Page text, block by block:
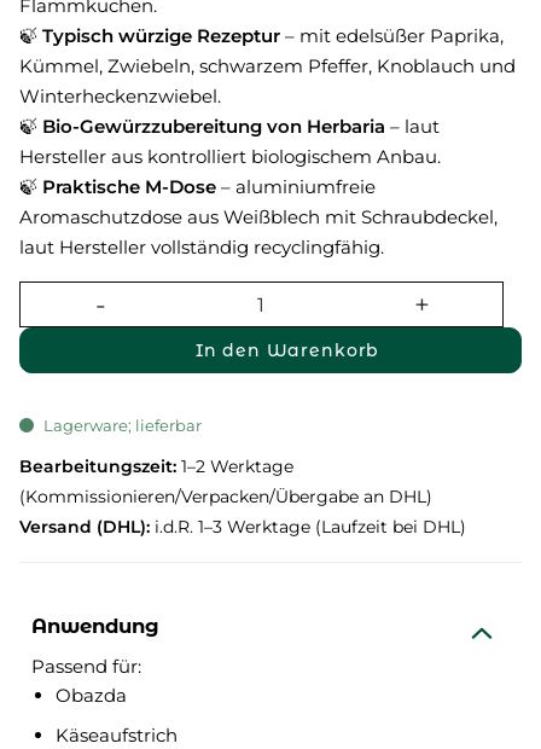
Flammkuchen.
🍃 Typisch würzige Rezeptur – mit edelsüßer Paprika,
Kümmel, Zwiebeln, schwarzem Pfeffer, Knoblauch und
Winterheckenzwiebel.
🍃 Bio-Gewürzzubereitung von Herbaria – laut
Hersteller aus kontrolliert biologischem Anbau.
🍃 Praktische M-Dose – aluminiumfreie
Aromaschutzdose aus Weißblech mit Schraubdeckel,
laut Hersteller vollständig recyclingfähig.
In den Warenkorb
Lagerware; lieferbar
Bearbeitungszeit: 1–2 Werktage
(Kommissionieren/Verpacken/Übergabe an DHL)
Versand (DHL): i.d.R. 1–3 Werktage (Laufzeit bei DHL)
Anwendung
Passend für:
Obazda
Käseaufstrich